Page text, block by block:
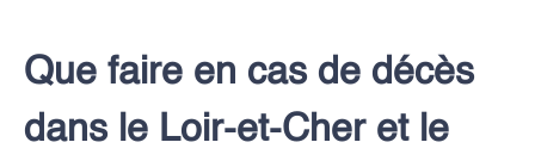
Que faire en cas de décès
dans le Loir-et-Cher et le